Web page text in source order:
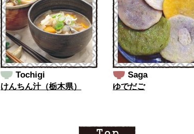
Tochigi
けんちん汁（栃木県）
Saga
ゆでだご